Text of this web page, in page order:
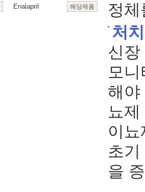
Enalapril 해당제품
정
처치
신장
모
해야
뇨
이
초
을